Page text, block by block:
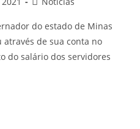
do estado de Minas
através de sua conta no
do salário dos servidores